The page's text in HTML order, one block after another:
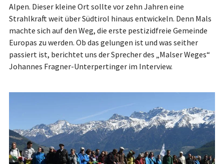
Alpen. Dieser kleine Ort sollte vor zehn Jahren eine
Strahlkraft weit über Südtirol hinaus entwickeln. Denn Mals
machte sich auf den Weg, die erste pestizidfreie Gemeinde
Europas zu werden. Ob das gelungen ist und was seither
passiert ist, berichtet uns der Sprecher des „Malser Weges“
Johannes Fragner-Unterpertinger im Interview.